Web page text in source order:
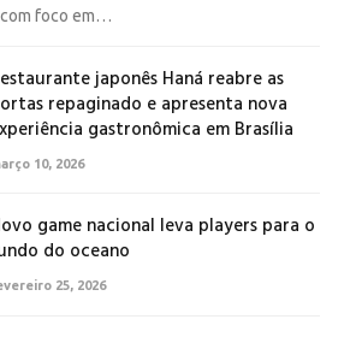
com foco em…
japonês Haná reabre as
repaginado e apresenta nova
gastronômica em Brasília
10, 2026
game nacional leva players para o
do oceano
25, 2026